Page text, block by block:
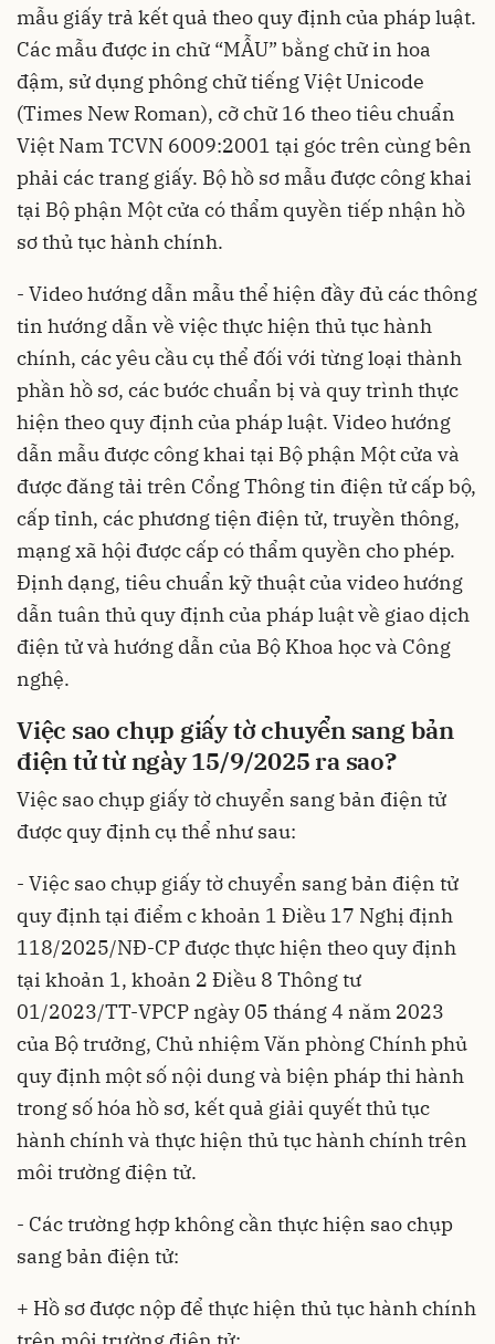
mẫu giấy trả kết quả theo quy định của pháp luật.
Các mẫu được in chữ “MẪU” bằng chữ in hoa
đậm, sử dụng phông chữ tiếng Việt Unicode
(Times New Roman), cỡ chữ 16 theo tiêu chuẩn
Việt Nam TCVN 6009:2001 tại góc trên cùng bên
phải các trang giấy. Bộ hồ sơ mẫu được công khai
tại Bộ phận Một cửa có thẩm quyền tiếp nhận hồ
sơ thủ tục hành chính.
- Video hướng dẫn mẫu thể hiện đầy đủ các thông
tin hướng dẫn về việc thực hiện thủ tục hành
chính, các yêu cầu cụ thể đối với từng loại thành
phần hồ sơ, các bước chuẩn bị và quy trình thực
hiện theo quy định của pháp luật. Video hướng
dẫn mẫu được công khai tại Bộ phận Một cửa và
được đăng tải trên Cổng Thông tin điện tử cấp bộ,
cấp tỉnh, các phương tiện điện tử, truyền thông,
mạng xã hội được cấp có thẩm quyền cho phép.
Định dạng, tiêu chuẩn kỹ thuật của video hướng
dẫn tuân thủ quy định của pháp luật về giao dịch
điện tử và hướng dẫn của Bộ Khoa học và Công
nghệ.
Việc sao chụp giấy tờ chuyển sang bản
điện tử từ ngày 15/9/2025 ra sao?
Việc sao chụp giấy tờ chuyển sang bản điện tử
được quy định cụ thể như sau:
- Việc sao chụp giấy tờ chuyển sang bản điện tử
quy định tại điểm c khoản 1 Điều 17 Nghị định
118/2025/NĐ-CP được thực hiện theo quy định
tại khoản 1, khoản 2 Điều 8 Thông tư
01/2023/TT-VPCP ngày 05 tháng 4 năm 2023
của Bộ trưởng, Chủ nhiệm Văn phòng Chính phủ
quy định một số nội dung và biện pháp thi hành
trong số hóa hồ sơ, kết quả giải quyết thủ tục
hành chính và thực hiện thủ tục hành chính trên
môi trường điện tử.
- Các trường hợp không cần thực hiện sao chụp
sang bản điện tử:
+ Hồ sơ được nộp để thực hiện thủ tục hành chính